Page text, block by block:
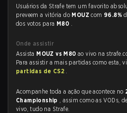
Usuários da Strafe tem um favorito
preveem a vitória do MOUZcom 96.8%
dos votos para M80 .
Onde assistir
Assista MOUZ vs M80ao vivo na
Para assistir a mais partidas como esta,
partidas de CS2 .
Acompanhe toda a ação que acontece no
Championship , assim como as VODs,
vivo, tudo na Strafe.